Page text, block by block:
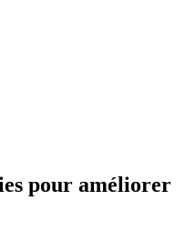
pour améliorer